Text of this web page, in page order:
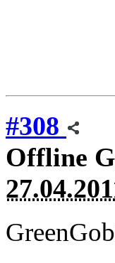
#308
Offline